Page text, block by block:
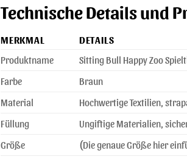
Technische Details und
MERKMAL
DETAILS
Produktname
Sitting Bull Happy Zoo
Farbe
Braun
Material
Hochwertige Textilien,
Füllung
Ungiftige Materialien,
Größe
(Die genaue Größe hier